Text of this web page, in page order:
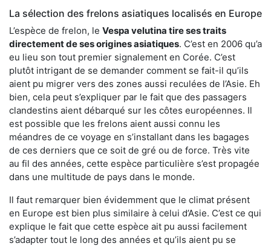
La sélection des frelons asiatiques localisés en Europe
L’espèce de frelon, le Vespa velutina tire ses traits
directement de ses origines asiatiques. C’est en 2006 qu’a
eu lieu son tout premier signalement en Corée. C’est
plutôt intrigant de se demander comment se fait-il qu’ils
aient pu migrer vers des zones aussi reculées de l’Asie. Eh
bien, cela peut s’expliquer par le fait que des passagers
clandestins aient débarqué sur les côtes européennes. Il
est possible que les frelons aient aussi connu les
méandres de ce voyage en s’installant dans les bagages
de ces derniers que ce soit de gré ou de force. Très vite
au fil des années, cette espèce particulière s’est propagée
dans une multitude de pays dans le monde.
Il faut remarquer bien évidemment que le climat présent
en Europe est bien plus similaire à celui d’Asie. C’est ce qui
explique le fait que cette espèce ait pu aussi facilement
s’adapter tout le long des années et qu’ils aient pu se